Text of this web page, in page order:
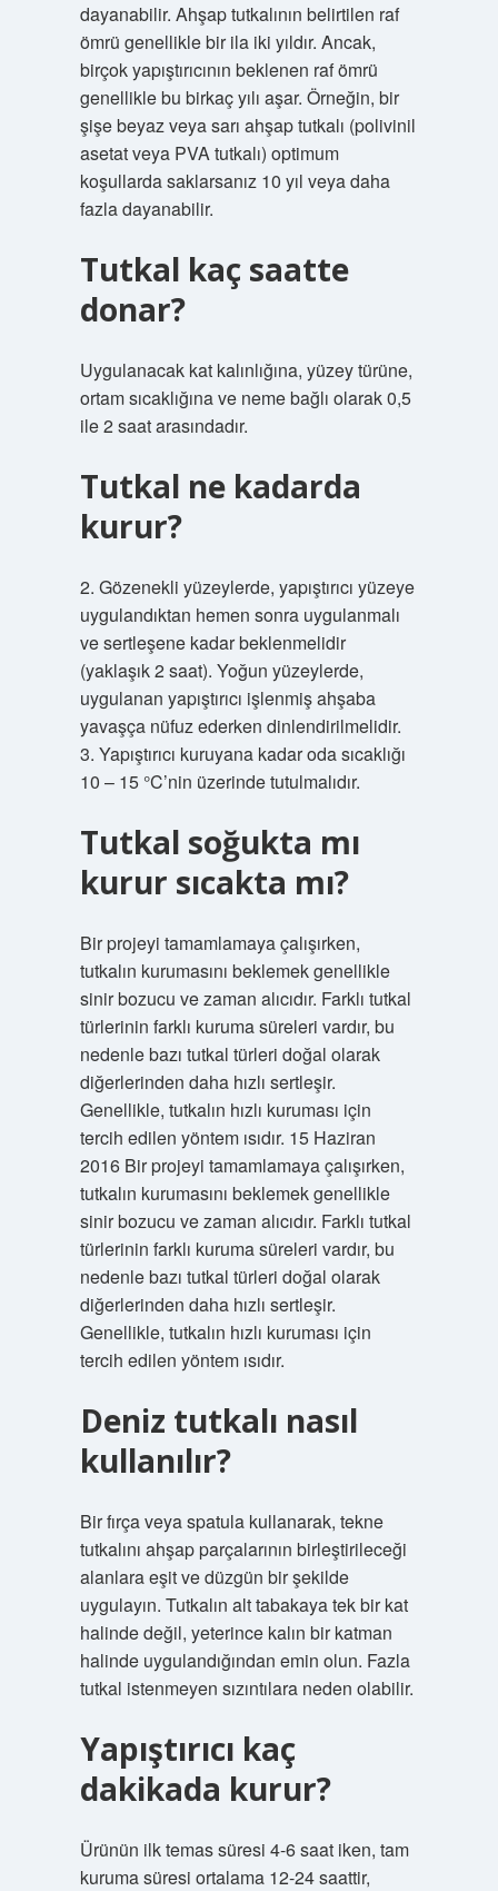
dayanabilir. Ahşap tutkalının belirtilen raf
ömrü genellikle bir ila iki yıldır. Ancak,
birçok yapıştırıcının beklenen raf ömrü
genellikle bu birkaç yılı aşar. Örneğin, bir
şişe beyaz veya sarı ahşap tutkalı (polivinil
asetat veya PVA tutkalı) optimum
koşullarda saklarsanız 10 yıl veya daha
fazla dayanabilir.
Tutkal kaç saatte
donar?
Uygulanacak kat kalınlığına, yüzey türüne,
ortam sıcaklığına ve neme bağlı olarak 0,5
ile 2 saat arasındadır.
Tutkal ne kadarda
kurur?
2. Gözenekli yüzeylerde, yapıştırıcı yüzeye
uygulandıktan hemen sonra uygulanmalı
ve sertleşene kadar beklenmelidir
(yaklaşık 2 saat). Yoğun yüzeylerde,
uygulanan yapıştırıcı işlenmiş ahşaba
yavaşça nüfuz ederken dinlendirilmelidir.
3. Yapıştırıcı kuruyana kadar oda sıcaklığı
10 – 15 °C’nin üzerinde tutulmalıdır.
Tutkal soğukta mı
kurur sıcakta mı?
Bir projeyi tamamlamaya çalışırken,
tutkalın kurumasını beklemek genellikle
sinir bozucu ve zaman alıcıdır. Farklı tutkal
türlerinin farklı kuruma süreleri vardır, bu
nedenle bazı tutkal türleri doğal olarak
diğerlerinden daha hızlı sertleşir.
Genellikle, tutkalın hızlı kuruması için
tercih edilen yöntem ısıdır. 15 Haziran
2016 Bir projeyi tamamlamaya çalışırken,
tutkalın kurumasını beklemek genellikle
sinir bozucu ve zaman alıcıdır. Farklı tutkal
türlerinin farklı kuruma süreleri vardır, bu
nedenle bazı tutkal türleri doğal olarak
diğerlerinden daha hızlı sertleşir.
Genellikle, tutkalın hızlı kuruması için
tercih edilen yöntem ısıdır.
Deniz tutkalı nasıl
kullanılır?
Bir fırça veya spatula kullanarak, tekne
tutkalını ahşap parçalarının birleştirileceği
alanlara eşit ve düzgün bir şekilde
uygulayın. Tutkalın alt tabakaya tek bir kat
halinde değil, yeterince kalın bir katman
halinde uygulandığından emin olun. Fazla
tutkal istenmeyen sızıntılara neden olabilir.
Yapıştırıcı kaç
dakikada kurur?
Ürünün ilk temas süresi 4-6 saat iken, tam
kuruma süresi ortalama 12-24 saattir,